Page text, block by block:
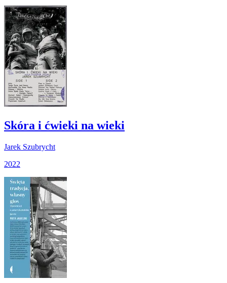
Skóra i ćwieki na wieki
Jarek Szubrycht
2022